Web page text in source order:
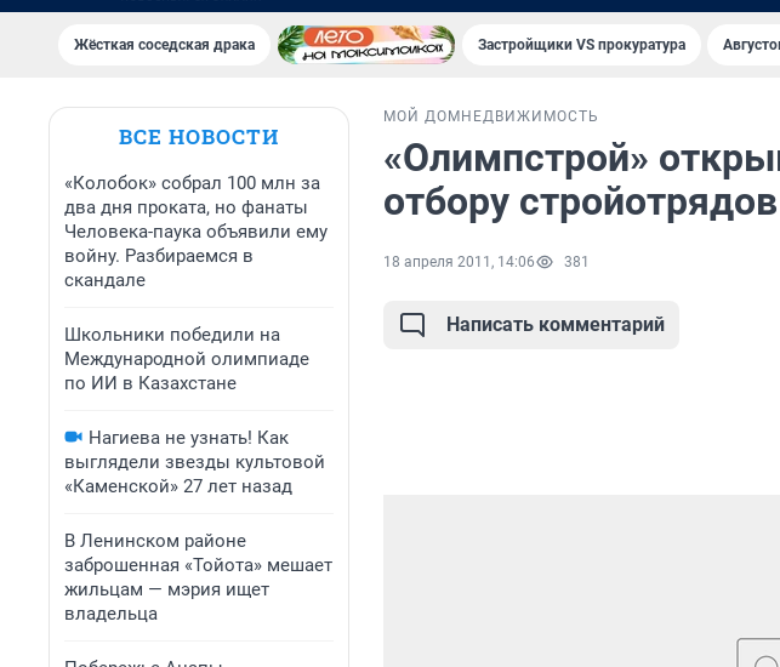
Жёсткая соседская драка Застройщики VS прокуратура
ВСЕ НОВОСТИ
«Колобок» собрал 100 млн за
два дня проката, но фанаты
Человека-паука объявили ему
войну. Разбираемся в
скандале
Школьники победили на
Международной олимпиаде
по ИИ в Казахстане
Нагиева не узнать! Как
выглядели звезды культовой
«Каменской» 27 лет назад
В Ленинском районе
заброшенная «Тойота» мешает
жильцам — мэрия ищет
владельца
МОЙ ДОМ НЕДВИЖИМОСТЬ
«Олимпстрой»
отбору стройотрядов
18 апреля 2011, 14:06 381
Написать комментарий